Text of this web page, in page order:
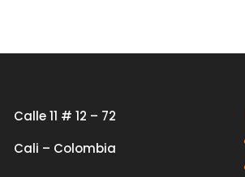
Calle 11 # 12 – 72
Cali – Colombia